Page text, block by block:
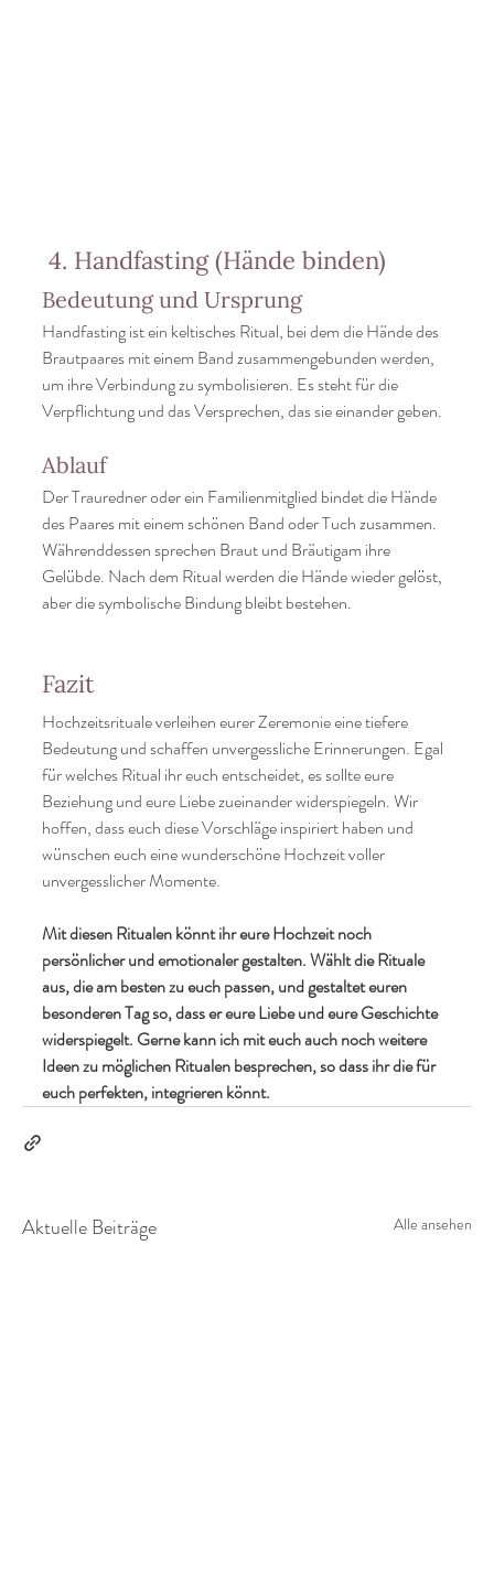
4. Handfasting (Hände binden)
Bedeutung und Ursprung
Handfasting ist ein keltisches Ritual, bei dem die Hände des
Brautpaares mit einem Band zusammengebunden werden,
um ihre Verbindung zu symbolisieren. Es steht für die
Verpflichtung und das Versprechen, das sie einander geben.
Ablauf
Der Trauredner oder ein Familienmitglied bindet die Hände
des Paares mit einem schönen Band oder Tuch zusammen.
Währenddessen sprechen Braut und Bräutigam ihre
Gelübde. Nach dem Ritual werden die Hände wieder gelöst,
aber die symbolische Bindung bleibt bestehen.
Fazit
Hochzeitsrituale verleihen eurer Zeremonie eine tiefere
Bedeutung und schaffen unvergessliche Erinnerungen. Egal
für welches Ritual ihr euch entscheidet, es sollte eure
Beziehung und eure Liebe zueinander widerspiegeln. Wir
hoffen, dass euch diese Vorschläge inspiriert haben und
wünschen euch eine wunderschöne Hochzeit voller
unvergesslicher Momente.
Mit diesen Ritualen könnt ihr eure Hochzeit noch
persönlicher und emotionaler gestalten. Wählt die Rituale
aus, die am besten zu euch passen, und gestaltet euren
besonderen Tag so, dass er eure Liebe und eure Geschichte
widerspiegelt. Gerne kann ich mit euch auch noch weitere
Ideen zu möglichen Ritualen besprechen, so dass ihr die für
euch perfekten, integrieren könnt.
Aktuelle Beiträge Alle ansehen